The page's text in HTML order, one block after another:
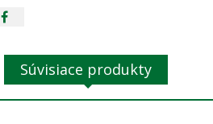
Súvisiace produkty